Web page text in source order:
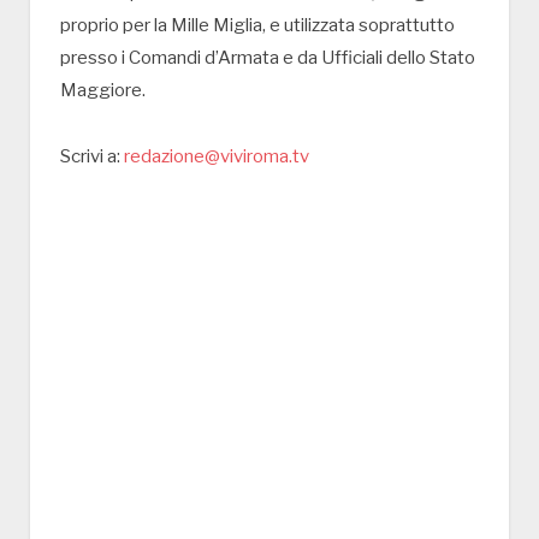
proprio per la Mille Miglia, e utilizzata soprattutto
presso i Comandi d’Armata e da Ufficiali dello Stato
Maggiore.
Scrivi a: redazione@viviroma.tv